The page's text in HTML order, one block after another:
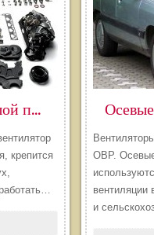
​Для чего нужен большой потолочный вентилятор
крепится
ОВР.
и